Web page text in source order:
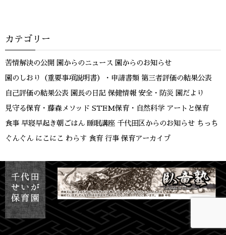
カテゴリー
苦情解決の公開 園からのニュース 園からのお知らせ
園のしおり（重要事項説明書）・申請書類 第三者評価の結果公表
自己評価の結果公表 園長の日記 保健情報 安全・防災 園だより
見守る保育・藤森メソッド STEM保育・自然科学 アートと保育
食事 早寝早起き朝ごはん 睡眠講座 千代田区からのお知らせ ちっち
ぐんぐん にこにこ わらす 食育 行事 保育アーカイブ